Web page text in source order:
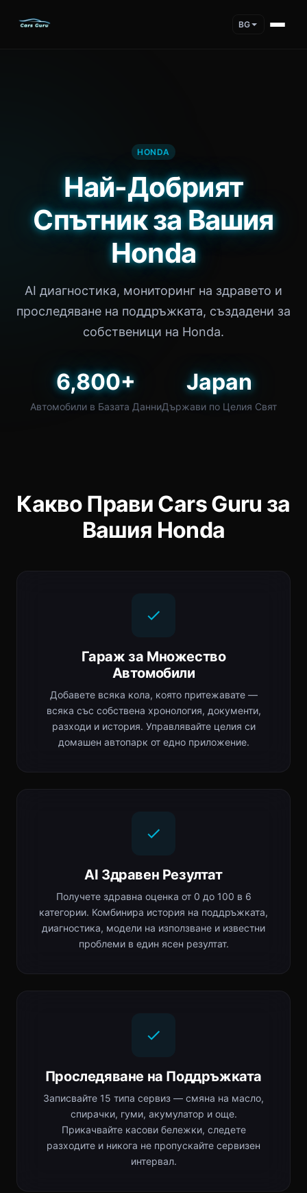
BG
HONDA
Най-Добрият
Спътник за Вашия
Honda
AI диагностика, мониторинг на здравето и
проследяване на поддръжката, създадени за
собственици на Honda.
6,800+
Автомобили в Базата Данни
Japan
Държави по Целия Свят
Какво Прави Cars Guru за
Вашия Honda
Гараж за Множество
Автомобили
Добавете всяка кола, която притежавате —
всяка със собствена хронология, документи,
разходи и история. Управлявайте целия си
домашен автопарк от едно приложение.
AI Здравен Резултат
Получете здравна оценка от 0 до 100 в 6
категории. Комбинира история на поддръжката,
диагностика, модели на използване и известни
проблеми в един ясен резултат.
Проследяване на Поддръжката
Записвайте 15 типа сервиз — смяна на масло,
спирачки, гуми, акумулатор и още.
Прикачвайте касови бележки, следете
разходите и никога не пропускайте сервизен
интервал.